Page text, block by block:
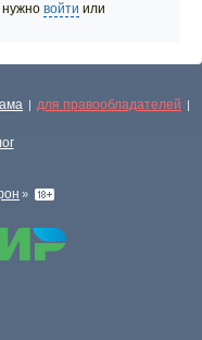
нужно войти или
| для правообладателей |
»